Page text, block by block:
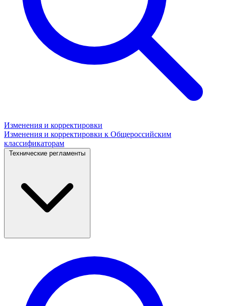
Изменения и корректировки
Изменения и корректировки к Общероссийским
классификаторам
Технические регламенты